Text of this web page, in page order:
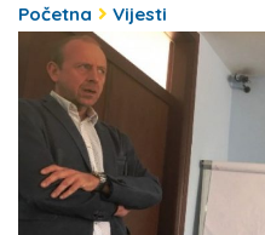
Početna Vijesti